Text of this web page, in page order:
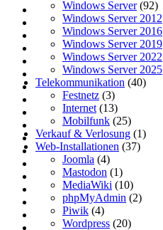
Windows Server(92)
Windows Server 2012
Windows Server 2016
Windows Server 2019
Windows Server 2022
Windows Server 2025
Telekommunikation (40)
Festnetz (3)
Internet (13)
Mobilfunk (25)
Verkauf & Verlosung (1)
Web-Installationen (37)
Joomla (4)
Mastodon (1)
MediaWiki (10)
phpMyAdmin (2)
Piwik (4)
Wordpress (20)